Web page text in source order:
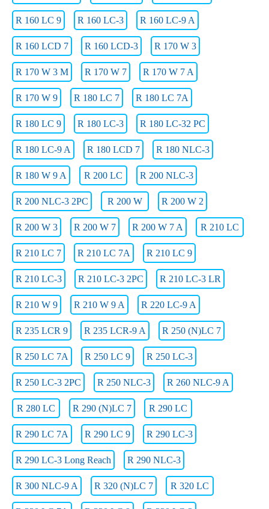
R 160 LC 9 R 160 LC-3 R 160 LC-9 A
R 160 LCD 7 R 160 LCD-3 R 170 W 3
R 170 W 3 M R 170 W 7 R 170 W 7 A
R 170 W 9 R 180 LC 7 R 180 LC 7A
R 180 LC 9 R 180 LC-3 R 180 LC-32 PC
R 180 LC-9 A R 180 LCD 7 R 180 NLC-3
R 180 W 9 A R 200 LC R 200 NLC-3
R 200 NLC-3 2PC R 200 W R 200 W 2
R 200 W 3 R 200 W 7 R 200 W 7 A R 210 LC
R 210 LC 7 R 210 LC 7A R 210 LC 9
R 210 LC-3 R 210 LC-3 2PC R 210 LC-3 LR
R 210 W 9 R 210 W 9 A R 220 LC-9 A
R 235 LCR 9 R 235 LCR-9 A R 250 (N)LC 7
R 250 LC 7A R 250 LC 9 R 250 LC-3
R 250 LC-3 2PC R 250 NLC-3 R 260 NLC-9 A
R 280 LC R 290 (N)LC 7 R 290 LC
R 290 LC 7A R 290 LC 9 R 290 LC-3
R 290 LC-3 Long Reach R 290 NLC-3
R 300 NLC-9 A R 320 (N)LC 7 R 320 LC